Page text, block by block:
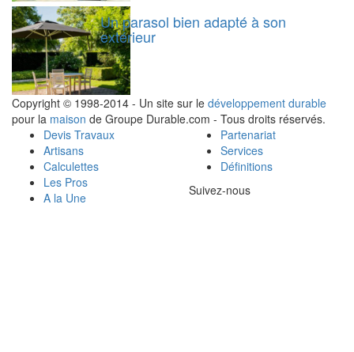
Un parasol bien adapté à son
extérieur
Copyright © 1998-2014 - Un site sur le développement durable
pour la maison de Groupe Durable.com - Tous droits réservés.
Devis Travaux
Artisans
Calculettes
Les Pros
A la Une
Partenariat
Services
Définitions
Suivez-nous